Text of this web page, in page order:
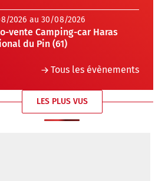
2026 au 30/08/2026
vente Camping-car Haras
du Pin (61)
Tous les évènements
LES PLUS VUS